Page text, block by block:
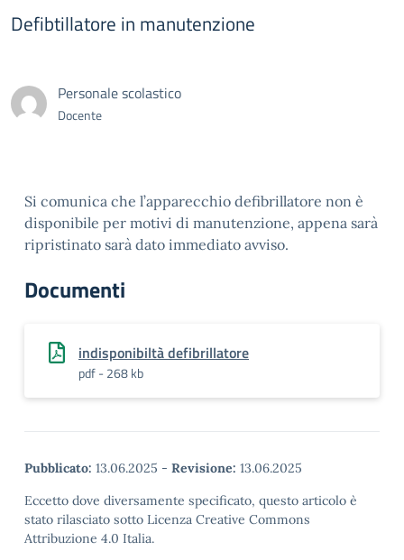
Defibtillatore in manutenzione
Personale scolastico
Docente
Si comunica che l’apparecchio defibrillatore non è
disponibile per motivi di manutenzione, appena sarà
ripristinato sarà dato immediato avviso.
Documenti
indisponibiltà defibrillatore
pdf - 268 kb
Pubblicato: 13.06.2025 - Revisione: 13.06.2025
Eccetto dove diversamente specificato, questo articolo è
stato rilasciato sotto Licenza Creative Commons
Attribuzione 4.0 Italia.